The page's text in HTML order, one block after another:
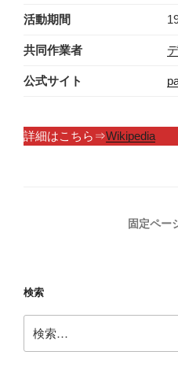
活動期間
共同作業者
公式サイト
詳細はこちら⇒Wikipedia
ペ
ジ
送
固定ペー
検索
索: